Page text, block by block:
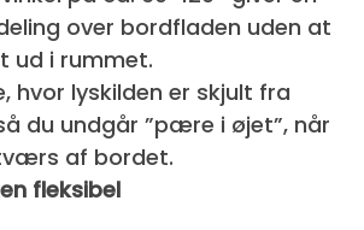
over bordfladen uden at
ud i rummet.
lyskilden er skjult fra
du undgår ”pære i øjet”, når
af bordet.
fleksibel